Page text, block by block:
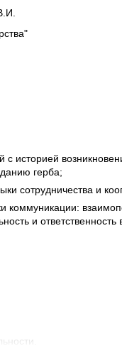
историей
герба;
сотрудничества и
коммуникации:
и ответственность